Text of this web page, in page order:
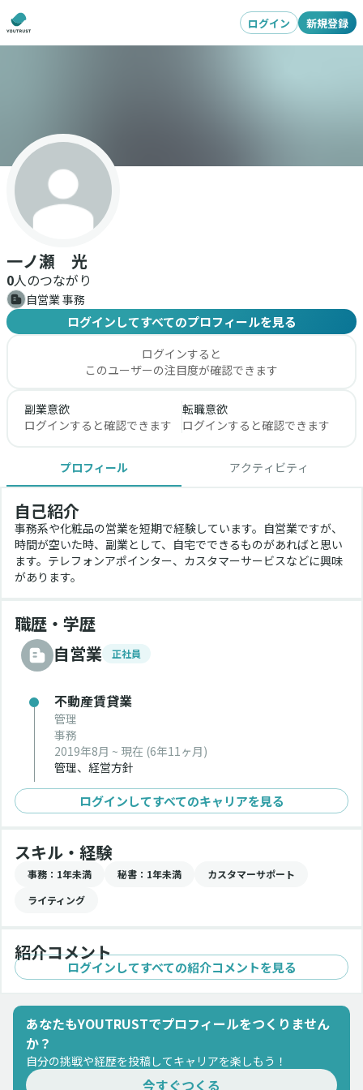
ログイン 新規登録
一ノ瀬 光
0人のつながり
自営業 事務
ログインしてすべてのプロフィールを見る
ログインすると
このユーザーの注目度が確認できます
副業意欲
ログインすると確認できます
転職意欲
ログインすると確認できます
プロフィール アクティビティ
自己紹介
事務系や化粧品の営業を短期で経験しています。自営業ですが、
時間が空いた時、副業として、自宅でできるものがあればと思い
ます。テレフォンアポインター、カスタマーサービスなどに興味
があります。
職歴・学歴
自営業
正社員
不動産賃貸業
管理
事務
2019年8月 ~ 現在 (6年11ヶ月)
管理、経営方針
ログインしてすべてのキャリアを見る
スキル・経験
事務 ：1年未満 秘書 ：1年未満
カスタマーサポート
ライティング
紹介コメント
ログインしてすべての紹介コメントを見る
あなたもYOUTRUSTでプロフィールをつくりません
か？
自分の挑戦や経歴を投稿してキャリアを楽しもう！
今すぐつくる